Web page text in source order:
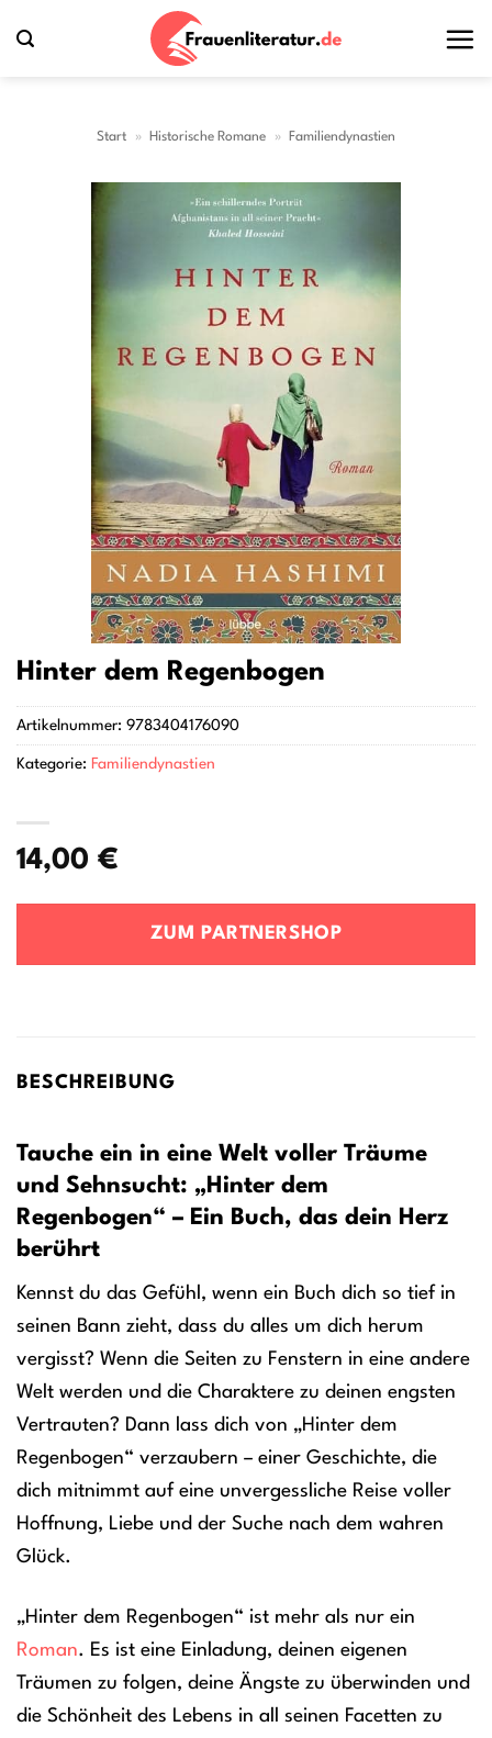
Inhalt
Start » Historische Romane » Familiendynastien
Hinter dem Regenbogen
14,00 €
ZUM PARTNERSHOP
Artikelnummer: 9783404176090
Kategorie: Familiendynastien
BESCHREIBUNG
Tauche ein in eine Welt voller Träume
und Sehnsucht: „Hinter dem
Regenbogen“ – Ein Buch, das dein Herz
berührt
Kennst du das Gefühl, wenn ein Buch dich so tief in
seinen Bann zieht, dass du alles um dich herum
vergisst? Wenn die Seiten zu Fenstern in eine andere
Welt werden und die Charaktere zu deinen engsten
Vertrauten? Dann lass dich von „Hinter dem
Regenbogen“ verzaubern – einer Geschichte, die
dich mitnimmt auf eine unvergessliche Reise voller
Hoffnung, Liebe und der Suche nach dem wahren
Glück.
„Hinter dem Regenbogen“ ist mehr als nur ein
Roman. Es ist eine Einladung, deinen eigenen
Träumen zu folgen, deine Ängste zu überwinden und
die Schönheit des Lebens in all seinen Facetten zu